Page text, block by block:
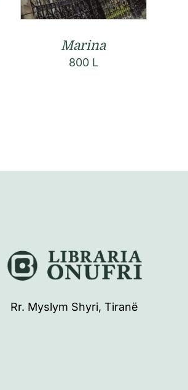
Marina
800 L
Rr. Myslym Shyri, Tiranë